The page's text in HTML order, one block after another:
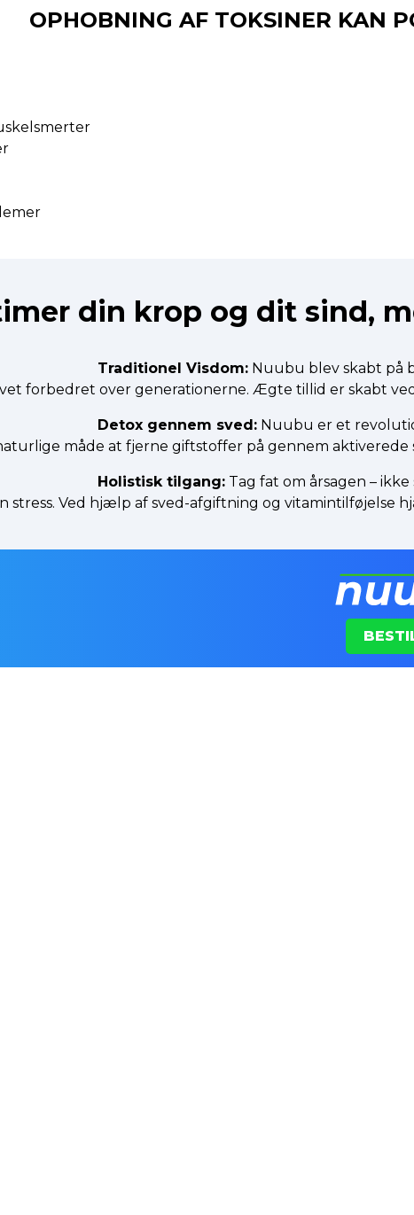
OPHOBNING AF TOKSINER KAN
din krop og dit sind,
Traditionel Visdom: Nuubu blev skabt på
forbedret over generationerne. Ægte tillid er skabt
Detox gennem sved: Nuubu er et
måde at fjerne giftstoffer på gennem aktiverede
Holistisk tilgang: Tag fat om årsagen –
stress. Ved hjælp af sved-afgiftning og vitamintilføjelse